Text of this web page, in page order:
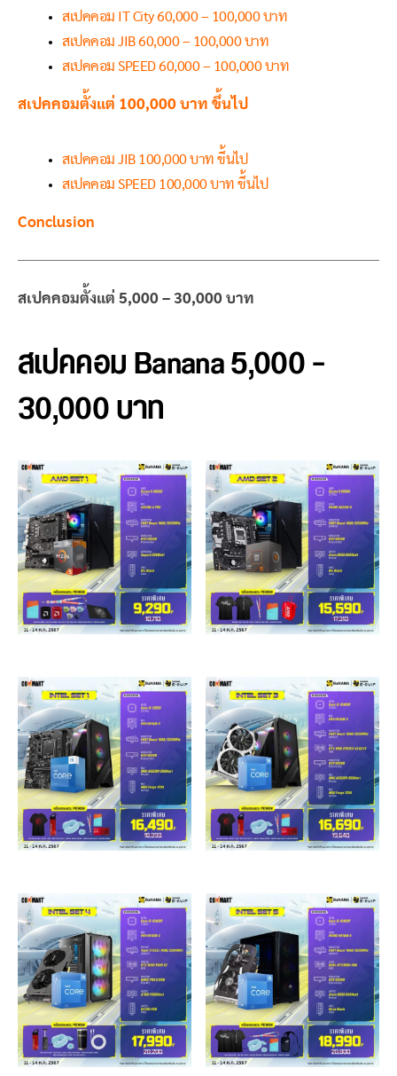
สเปคคอม IT City 60,000 – 100,000 บาท
สเปคคอม JIB 60,000 – 100,000 บาท
สเปคคอม SPEED 60,000 – 100,000 บาท
สเปคคอมตั้งแต่ 100,000 บาท ขึ้นไป
สเปคคอม JIB 100,000 บาท ขึ้นไป
สเปคคอม SPEED 100,000 บาท ขึ้นไป
Conclusion
สเปคคอมตั้งแต่ 5,000 – 30,000 บาท
สเปคคอม Banana 5,000 –
30,000 บาท